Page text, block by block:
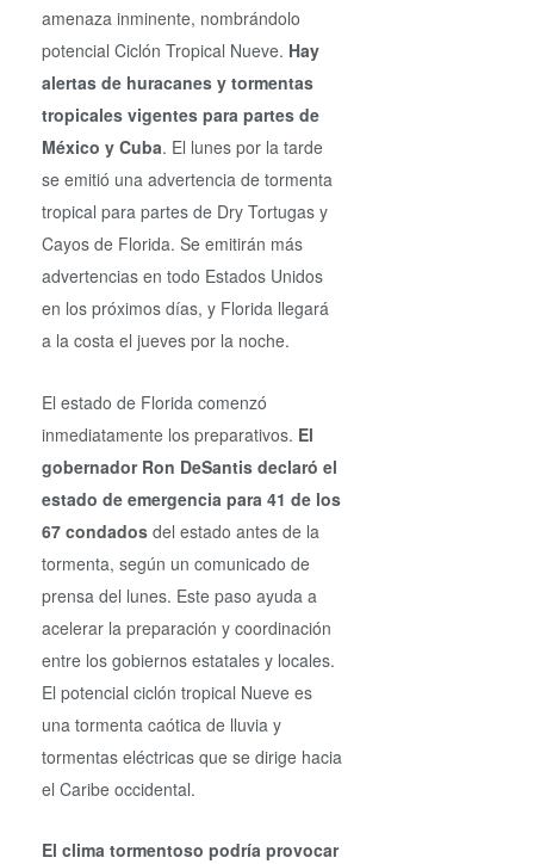
amenaza inminente, nombrándolo
potencial Ciclón Tropical Nueve. Hay
alertas de huracanes y tormentas
tropicales vigentes para partes de
México y Cuba. El lunes por la tarde
se emitió una advertencia de tormenta
tropical para partes de Dry Tortugas y
Cayos de Florida. Se emitirán más
advertencias en todo Estados Unidos
en los próximos días, y Florida llegará
a la costa el jueves por la noche.
El estado de Florida comenzó
inmediatamente los preparativos. El
gobernador Ron DeSantis declaró el
estado de emergencia para 41 de los
67 condados del estado antes de la
tormenta, según un comunicado de
prensa del lunes. Este paso ayuda a
acelerar la preparación y coordinación
entre los gobiernos estatales y locales.
El potencial ciclón tropical Nueve es
una tormenta caótica de lluvia y
tormentas eléctricas que se dirige hacia
el Caribe occidental.
El clima tormentoso podría provocar